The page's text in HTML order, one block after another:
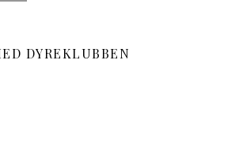
DYREKLUBBEN